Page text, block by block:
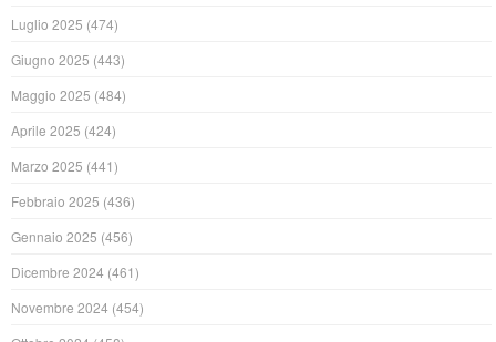
Luglio 2025 (474)
Giugno 2025 (443)
Maggio 2025 (484)
Aprile 2025 (424)
Marzo 2025 (441)
Febbraio 2025 (436)
Gennaio 2025 (456)
Dicembre 2024 (461)
Novembre 2024 (454)